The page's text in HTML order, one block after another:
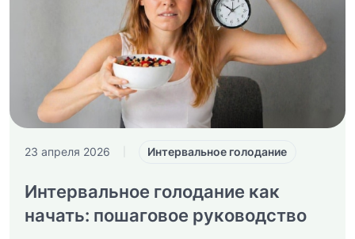
23 апреля 2026 Интервальное голодание
Интервальное голодание как
начать: пошаговое руководство